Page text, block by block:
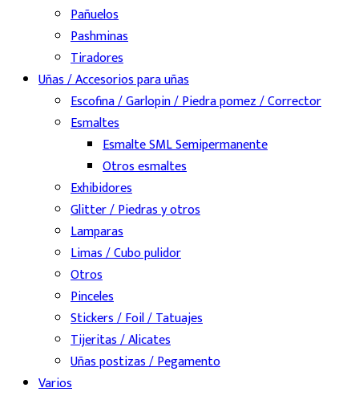
Pañuelos
Pashminas
Tiradores
Uñas / Accesorios para uñas
Escofina / Garlopin / Piedra pomez / Corrector
Esmaltes
Esmalte SML Semipermanente
Otros esmaltes
Exhibidores
Glitter / Piedras y otros
Lamparas
Limas / Cubo pulidor
Otros
Pinceles
Stickers / Foil / Tatuajes
Tijeritas / Alicates
Uñas postizas / Pegamento
Varios